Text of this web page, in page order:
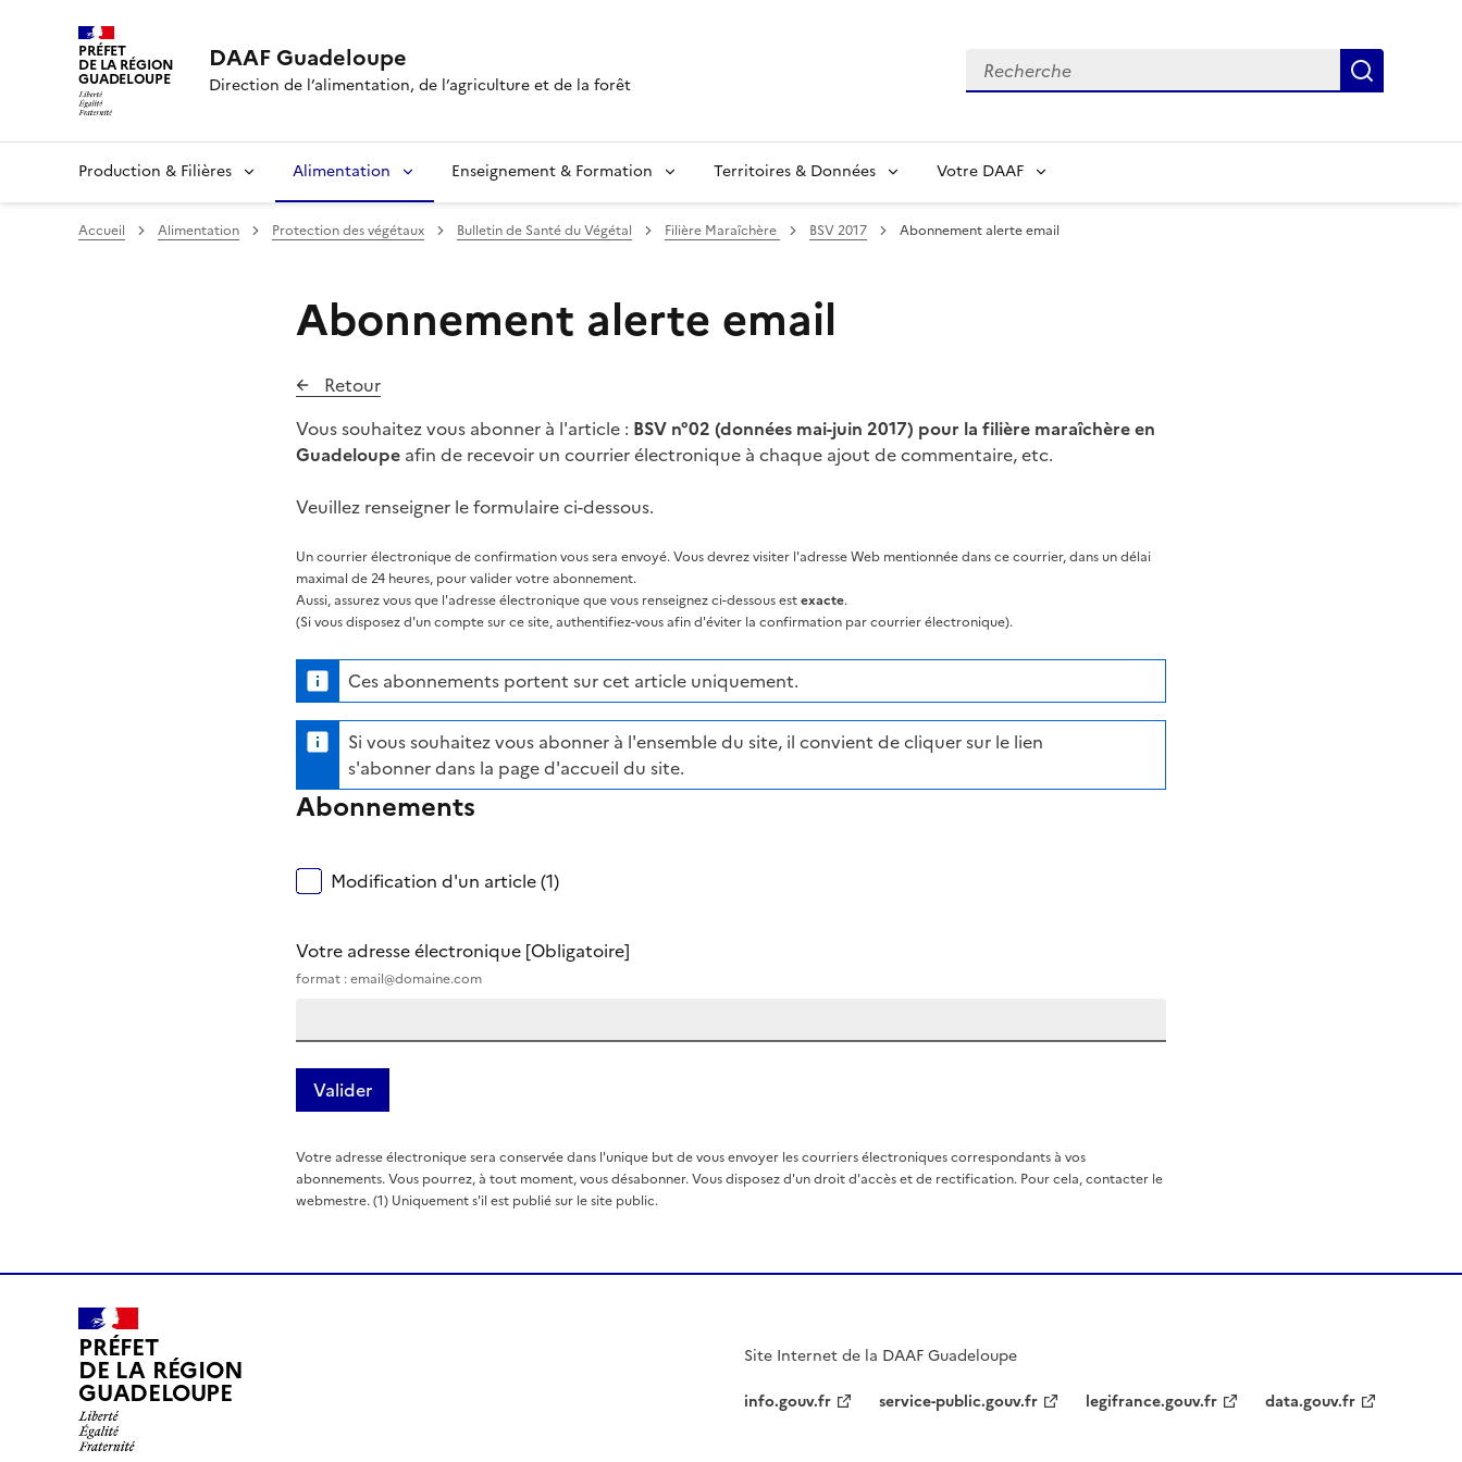
PRÉFET
DE LA RÉGION
GUADELOUPE
DAAF Guadeloupe
Direction de l’alimentation, de l’agriculture et de la forêt
Recherche
Production & Filières Alimentation Enseignement & Formation Territoires & Données Votre DAAF
Accueil Alimentation Protection des végétaux Bulletin de Santé du Végétal Filière Maraîchère BSV 2017 Abonnement alerte email
Abonnement alerte email
Retour
Vous souhaitez vous abonner à l'article : BSV n°02 (données mai-juin 2017) pour la filière maraîchère en
Guadeloupe afin de recevoir un courrier électronique à chaque ajout de commentaire, etc.
Veuillez renseigner le formulaire ci-dessous.
Un courrier électronique de confirmation vous sera envoyé. Vous devrez visiter l'adresse Web mentionnée dans ce courrier, dans un délai
maximal de 24 heures, pour valider votre abonnement.
Aussi, assurez vous que l'adresse électronique que vous renseignez ci-dessous estexacte.
(Si vous disposez d'un compte sur ce site, authentifiez-vous afin d'éviter la confirmation par courrier électronique).
Ces abonnements portent sur cet article uniquement.
Si vous souhaitez vous abonner à l'ensemble du site, il convient de cliquer sur le lien
s'abonner dans la page d'accueil du site.
Abonnements
Modification d'un article (1)
Votre adresse électronique [Obligatoire]
format : email@domaine.com
Votre adresse électronique sera conservée dans l'unique but de vous envoyer les courriers électroniques correspondants à vos
abonnements. Vous pourrez, à tout moment, vous désabonner. Vous disposez d'un droit d'accès et de rectification. Pour cela, contacter le
webmestre. (1) Uniquement s'il est publié sur le site public.
PRÉFET
DE LA RÉGION
GUADELOUPE
Site Internet de la DAAF Guadeloupe
info.gouv.fr
service-public.gouv.fr legifrance.gouv.fr data.gouv.fr